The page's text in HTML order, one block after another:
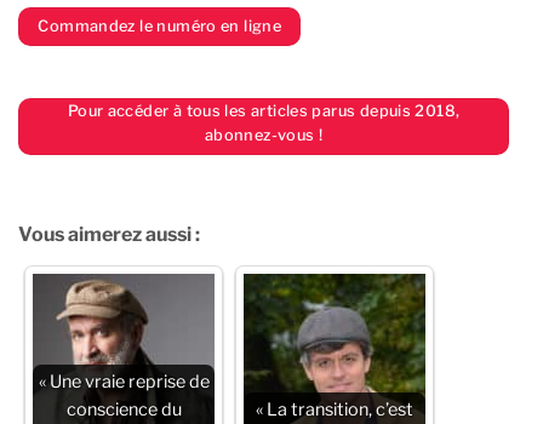
Commandez le numéro en ligne
Pour accéder à tous les articles parus depuis 2018,
abonnez-vous !
Vous aimerez aussi :
« Une vraie reprise de
conscience du
« La transition, c’est